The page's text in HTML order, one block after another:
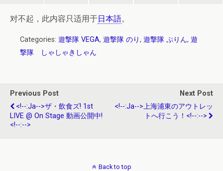
对不起，此内容只适用于日本語。
Categories: 遊撃隊 VEGA, 遊撃隊 のり, 遊撃隊 ぷりん, 遊
撃隊 しゃしゃきしゃん
Previous Post
<!--:ja-->ザ・飲食ズ! 1st
LIVE @ On Stage 動画公開中!
<!--:-->
Next Post
<!--:ja-->上海浦東のアウトレッ
トへ行こう！<!--:-->
Back to top